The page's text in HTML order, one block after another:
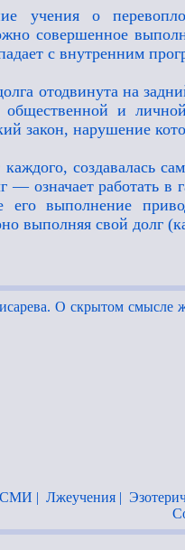
учения о
совершенное
с внутренним
отодвинута на
общественной и
закон, нарушение
создавалась
— означает работать
его выполнение
выполняя свой долг
О скрытом смысле
СМИ | Лжеучения|